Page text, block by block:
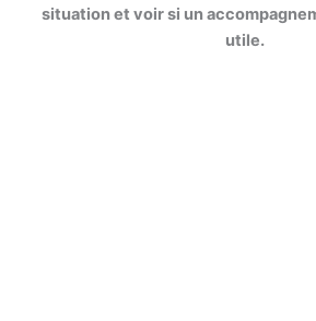
situation et voir si un
utile.